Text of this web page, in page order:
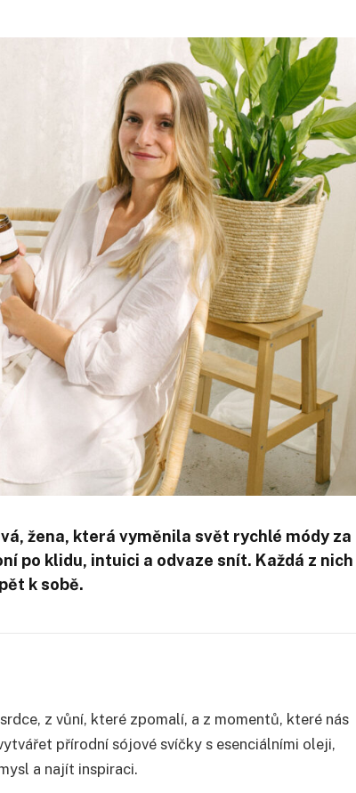
žena, která vyměnila svět rychlé módy za
po klidu, intuici a odvaze snít. Každá z nich
k sobě.
z vůní, které zpomalí, a z momentů, které nás
přírodní sójové svíčky s esenciálními oleji,
a najít inspiraci.